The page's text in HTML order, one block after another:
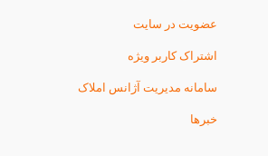
عضویت در سایت
اشتراک کاربر ویژه
سامانه مدیریت آژانس املاک
خبرها